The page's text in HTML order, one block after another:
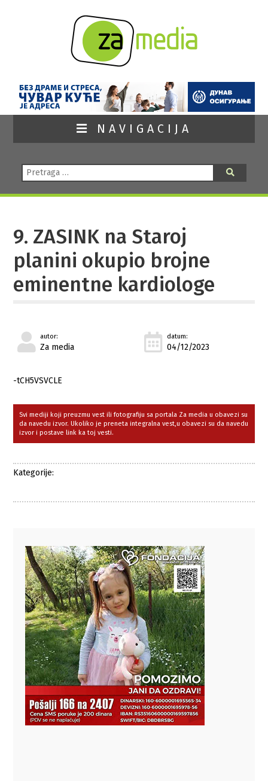
NAVIGACIJA
Pretraga:
9. ZASINK na Staroj
planini okupio brojne
eminentne kardiologe
autor:
Za media
datum:
04/12/2023
-tCH5VSVCLE
Svi mediji koji preuzmu vest ili fotografiju sa portala Za media u obavezi su
da navedu izvor. Ukoliko je preneta integralna vest,u obavezi su da navedu
izvor i postave link ka toj vesti.
Kategorije: